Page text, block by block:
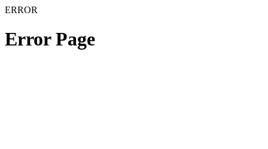
ERROR
Error Page